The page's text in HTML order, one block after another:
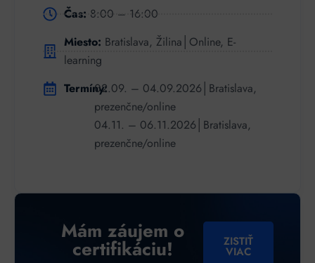
Čas: 8:00 – 16:00
Miesto: Bratislava, Žilina│Online, E-
learning
Termíny:02.09. – 04.09.2026│Bratislava,
prezenčne/online
04.11. – 06.11.2026│Bratislava,
prezenčne/online
Mám záujem o
certifikáciu! ZISTIŤ
VIAC